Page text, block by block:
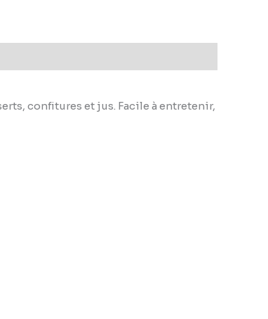
confitures et jus. Facile à entretenir,